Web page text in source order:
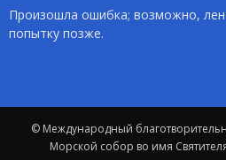
Произошла ошибка; возможно,
попытку позже.
© Международный
Морской собор во имя